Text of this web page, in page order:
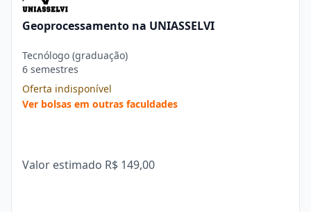
Geoprocessamento na UNIASSELVI
Tecnólogo (graduação)
6 semestres
Oferta indisponível
Ver bolsas em outras faculdades
Valor estimado R$ 149,00